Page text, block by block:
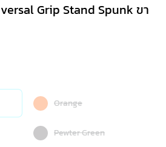
Grip Stand Spunk ขา
Orange
Pewter Green